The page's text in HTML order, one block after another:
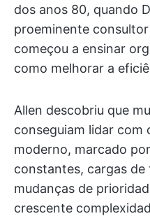
dos anos 80, quando
proeminente
começou a ensinar
como melhorar a
Allen descobriu que
conseguiam lidar com
moderno, marcado
constantes, cargas
mudanças de
crescente